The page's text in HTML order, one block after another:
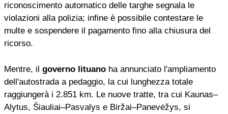
riconoscimento automatico delle targhe segnala le
violazioni alla polizia; infine è possibile contestare le
multe e sospendere il pagamento fino alla chiusura del
ricorso.
Mentre, il governo lituano ha annunciato l'ampliamento
dell'autostrada a pedaggio, la cui lunghezza totale
raggiungerà i 2.851 km. Le nuove tratte, tra cui Kaunas–
Alytus, Šiauliai–Pasvalys e Biržai–Panevėžys, si